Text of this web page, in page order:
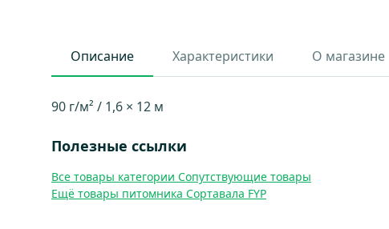
Описание Характеристики О магазине
90 г/м² / 1,6 × 12 м
Полезные ссылки
Все товары категории Сопутствующие товары
Ещё товары питомника Сортавала FYP